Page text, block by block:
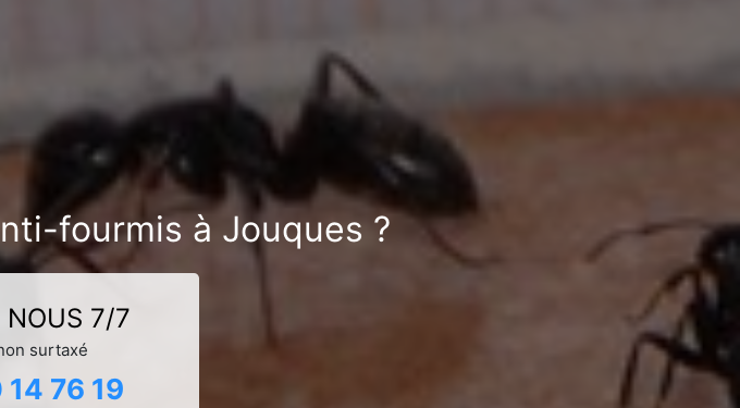
fourmis à Jouques ?
NOUS 7/7
surtaxé
76 19